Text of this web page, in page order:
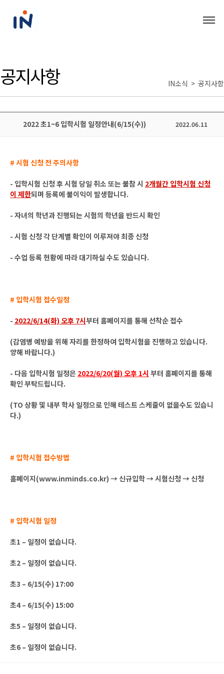
공지사항 IN소식 > 공지사항
2022 초1~6 입학시험 일정안내(6/15(수)) 2022.06.11
# 시험 신청 전 주의사항
- 입학시험 신청 후 시험 당일 취소 또는 불참 시 2개월간 입학시험 신청
이 제한되며 등록에 불이익이 발생합니다.
- 자녀의 학년과 진행되는 시험의 학년을 반드시 확인
- 시험 신청 각 단계별 확인이 이루져야 최종 신청
- 수업 등록 현황에 따라 대기하실 수도 있습니다.
# 입학시험 접수일정
- 2022/6/14(화) 오후 7시부터 홈페이지를 통해 선착순 접수
(감염병 예방을 위해 자리를 한정하여 입학시험을 진행하고 있습니다.
양해 바랍니다.)
- 다음 입학시험 일정은 2022/6/20(월) 오후 1시 부터 홈페이지를 통해
확인 부탁드립니다.
(TO 상황 및 내부 학사 일정으로 인해 테스트 스케줄이 없을수도 있습니
다.)
# 입학시험 접수방법
홈페이지(www.inminds.co.kr) → 신규입학 → 시험신청 → 신청
# 입학시험 일정
초1 – 일정이 없습니다.
초2 – 일정이 없습니다.
초3 – 6/15(수) 17:00
초4 – 6/15(수) 15:00
초5 – 일정이 없습니다.
초6 – 일정이 없습니다.